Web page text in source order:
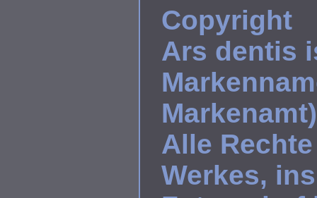
Copyright
Ars dentis
Alle
Werkes,